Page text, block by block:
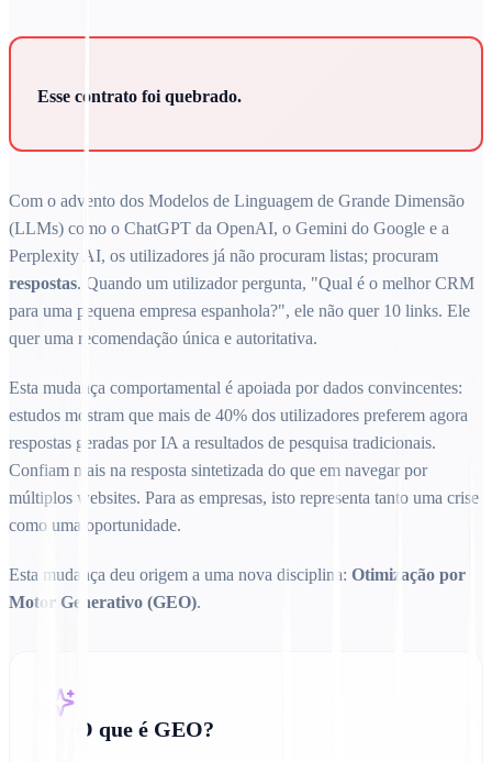
Esse contrato foi quebrado.
Com o advento dos Modelos de Linguagem de Grande Dimensão
(LLMs) como o ChatGPT da OpenAI, o Gemini do Google e a
Perplexity AI, os utilizadores já não procuram listas; procuram
respostas. Quando um utilizador pergunta, "Qual é o melhor CRM
para uma pequena empresa espanhola?", ele não quer 10 links. Ele
quer uma recomendação única e autoritativa.
Esta mudança comportamental é apoiada por dados convincentes:
estudos mostram que mais de 40% dos utilizadores preferem agora
respostas geradas por IA a resultados de pesquisa tradicionais.
Confiam mais na resposta sintetizada do que em navegar por
múltiplos websites. Para as empresas, isto representa tanto uma crise
como uma oportunidade.
Esta mudança deu origem a uma nova disciplina: Otimização por
Motor Generativo (GEO).
O que é GEO?